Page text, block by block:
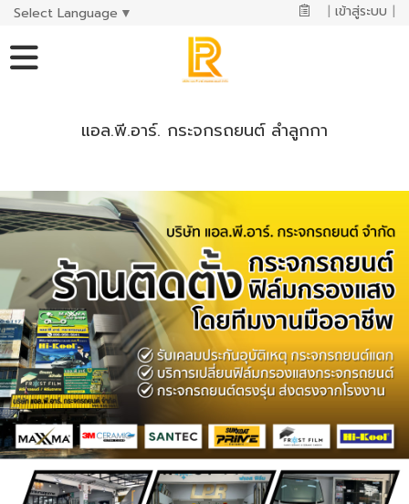
Select Language ▼ | เข้าสู่ระบบ |
แอล.พี.อาร์. กระจกรถยนต์ ลำลูกกา